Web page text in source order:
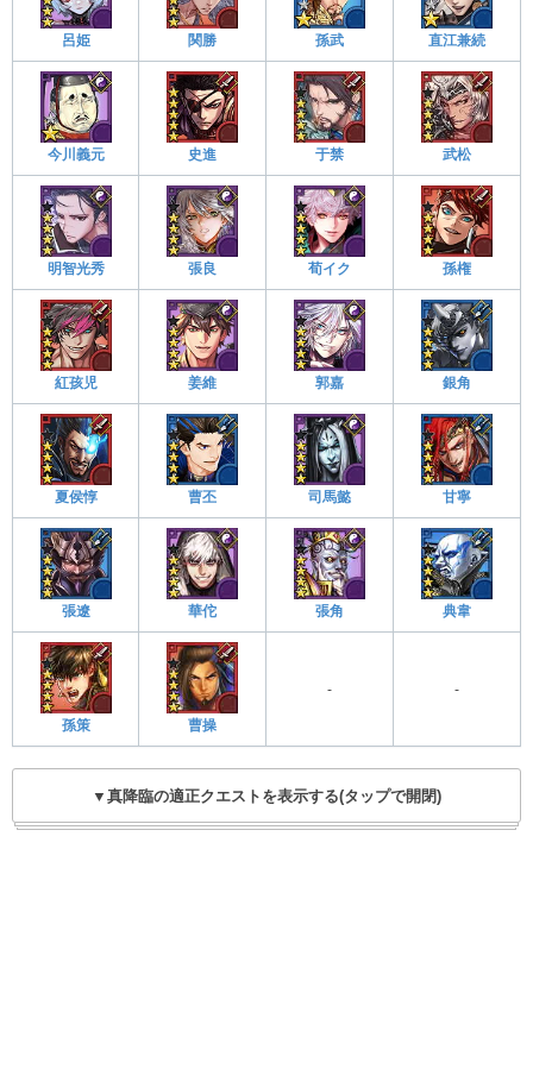
呂姫 関勝 孫武 直江兼続
今川義元 史進 于禁 武松
明智光秀 張良 荀イク 孫権
紅孩児 姜維 郭嘉 銀角
夏侯惇 曹丕 司馬懿 甘寧
張遼 華佗 張角 典韋
孫策 曹操
- -
▼真降臨の適正クエストを表示する(タップで開閉)